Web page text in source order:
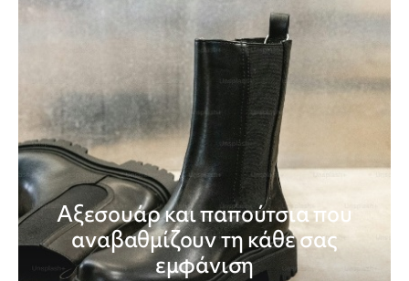
Αξεσουάρ και παπούτσια που
αναβαθμίζουν τη κάθε σας
εμφάνιση